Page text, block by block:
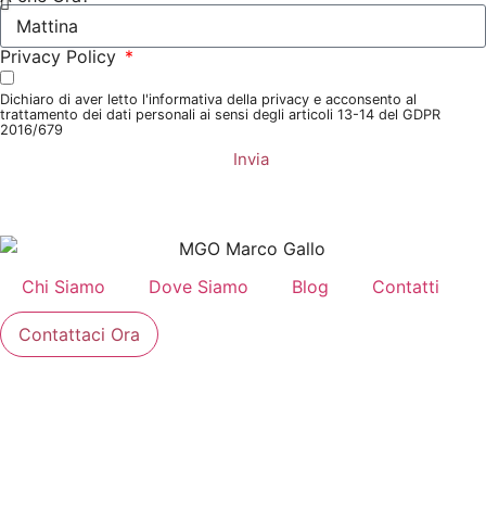
Privacy Policy
Dichiaro di aver letto l'informativa della privacy e acconsento al
trattamento dei dati personali ai sensi degli articoli 13-14 del GDPR
2016/679
Invia
Chi Siamo Dove Siamo Blog Contatti
Contattaci Ora